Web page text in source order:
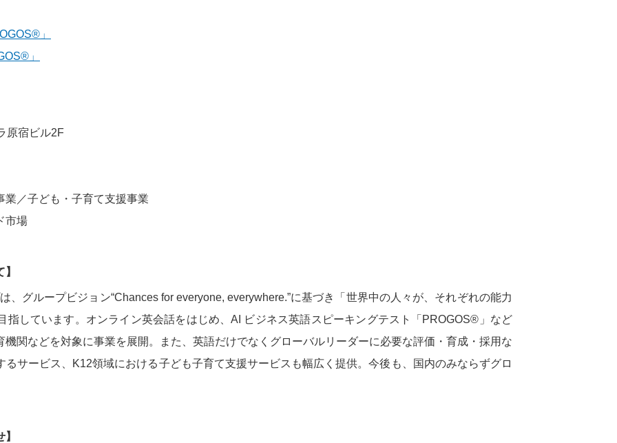
」
」
原宿ビル2F
／子ども・子育て支援事業
市場
、グループビジョン“Chances for everyone, everywhere.”に基づき「世界中の人々が、それぞれの能力
指しています。オンライン英会話をはじめ、AI ビジネス英語スピーキングテスト「PROGOS®」など
関などを対象に事業を展開。また、英語だけでなくグローバルリーダーに必要な評価・育成・採用な
サービス、K12領域における子ども子育て支援サービスも幅広く提供。今後も、国内のみならずグロ